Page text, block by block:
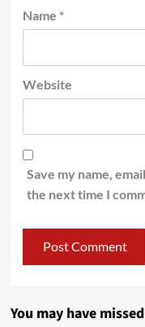
Name *
Website
Save my name,
the next time I
You may have missed